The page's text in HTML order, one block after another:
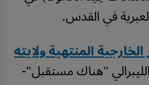
في القدس.
المنتهية ولايته
"هناك مستقبل"-